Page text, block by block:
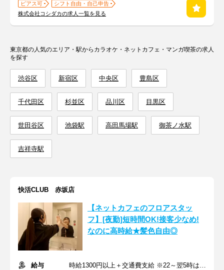
ピアス可
シフト自由・自己申告
株式会社コシダカの求人一覧を見る
東京都の人気のエリア・駅からカラオケ・ネットカフェ・マンガ喫茶の求人
を探す
渋谷区 新宿区 中央区 豊島区
千代田区 杉並区 品川区 目黒区
世田谷区 池袋駅 高田馬場駅 御茶ノ水駅
吉祥寺駅
快活CLUB 赤坂店
【ネットカフェのフロアスタッ
フ】[夜勤]短時間OK!接客少なめ!
なのに高時給★髪色自由◎
給与
時給1300円以上＋交通費支給 ※22～翌5時は時給1625円